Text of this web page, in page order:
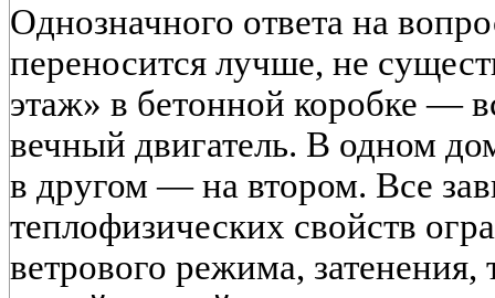
Однозначного ответа на
переносится лучше, не
этаж» в бетонной коробке —
вечный двигатель. В одном
в другом — на втором. Все
теплофизических свойств
ветрового режима,